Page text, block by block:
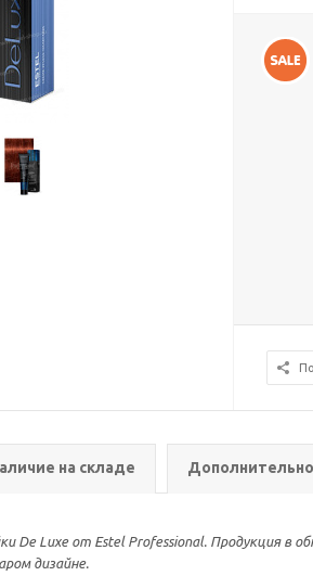
на складе Дополнительно
De Luxe от Estel Professional. Продукция в
дизайне.